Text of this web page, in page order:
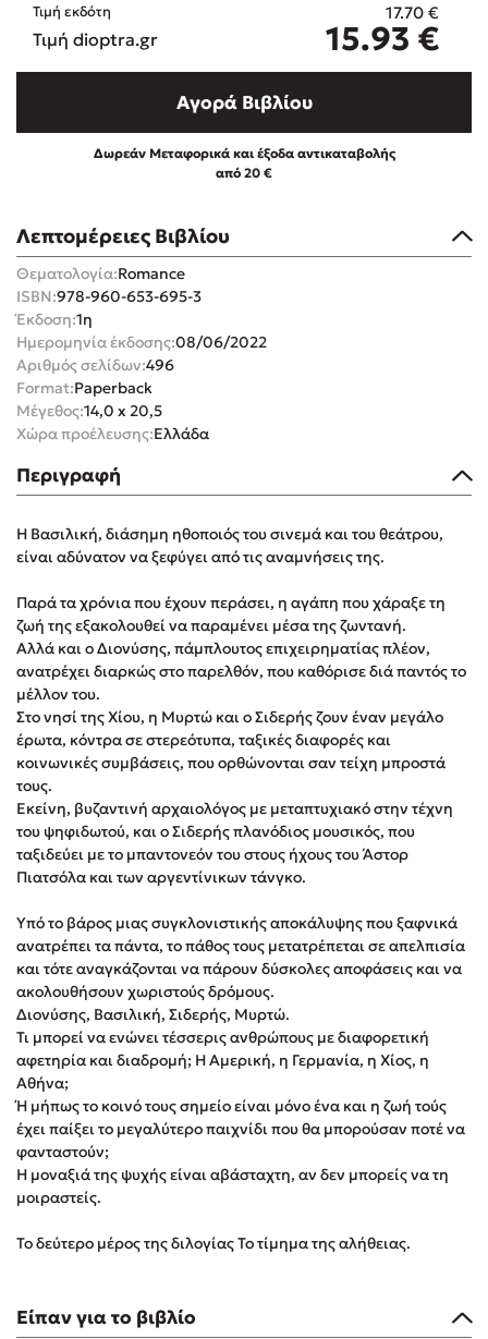
Δανάη Δεληγεώργη
Mel Robbins
Η μέθοδος Αφήστε τους
Δημοφιλείς Συγγραφείς
Παύλος Καστανάς
Στέφανος Ξενάκης
Sebastian Fitzek
Freida McFadden
Κατρίνα Τσάνταλη
Lucinda Riley
Mimi Matthews
Benzamin Bécue
Rebecca Yarros
Teo Benedetti
Τζένη Κουτσοδημητροπούλου
Ali Hazelwood
Cori Doerrfeld
Pierdomenico Baccalario
Δανάη Ιμπραχήμ
Δημοφιλή Άρθρα
3 βιβλία βασισμένα σε αληθινά γεγονότα!
Τεστ: Ποιο αστυνομικό βιβλίο σου ταιριάζει για το καλοκαίρι;
Ο εθισμός των παιδιών στις οθόνες δεν είναι «το πρόβλημα»
Τι είναι η νευροποικιλότητα; Η Δρ. Δανάη Δεληγεώργη
Συγχαρητήρια, Πέθανες! Μια ξενάγηση στον Άδη της
ελληνικής μυθολογίας
Λεπτομέρειες Βιβλίου
Θεματολογία:Romance
ISBN:978-960-653-695-3
Έκδοση:1η
Ημερομηνία έκδοσης:08/06/2022
Αριθμός σελίδων:496
Format:Paperback
Μέγεθος:14,0 x 20,5
Χώρα προέλευσης:Ελλάδα
Τιμή εκδότη 17.70 €
Τιμή dioptra.gr 15.93 €
Αγορά Βιβλίου
Δωρεάν Μεταφορικά και έξοδα αντικαταβολής
από 20 €
Περιγραφή
Η Βασιλική, διάσημη ηθοποιός του σινεμά και του θεάτρου,
είναι αδύνατον να ξεφύγει από τις αναμνήσεις της.
Παρά τα χρόνια που έχουν περάσει, η αγάπη που χάραξε τη
ζωή της εξακολουθεί να παραμένει μέσα της ζωντανή.
Αλλά και ο Διονύσης, πάμπλουτος επιχειρηματίας πλέον,
ανατρέχει διαρκώς στο παρελθόν, που καθόρισε διά παντός το
μέλλον του.
Στο νησί της Χίου, η Μυρτώ και ο Σιδερής ζουν έναν μεγάλο
έρωτα, κόντρα σε στερεότυπα, ταξικές διαφορές και
κοινωνικές συμβάσεις, που ορθώνονται σαν τείχη μπροστά
τους.
Εκείνη, βυζαντινή αρχαιολόγος με μεταπτυχιακό στην τέχνη
του ψηφιδωτού, και ο Σιδερής πλανόδιος μουσικός, που
ταξιδεύει με το μπαντονεόν του στους ήχους του Άστορ
Πιατσόλα και των αργεντίνικων τάνγκο.
Υπό το βάρος μιας συγκλονιστικής αποκάλυψης που ξαφνικά
ανατρέπει τα πάντα, το πάθος τους μετατρέπεται σε απελπισία
και τότε αναγκάζονται να πάρουν δύσκολες αποφάσεις και να
ακολουθήσουν χωριστούς δρόμους.
Διονύσης, Βασιλική, Σιδερής, Μυρτώ.
Τι μπορεί να ενώνει τέσσερις ανθρώπους με διαφορετική
αφετηρία και διαδρομή; Η Αμερική, η Γερμανία, η Χίος, η
Αθήνα;
Ή μήπως το κοινό τους σημείο είναι μόνο ένα και η ζωή τούς
έχει παίξει το μεγαλύτερο παιχνίδι που θα μπορούσαν ποτέ να
φανταστούν;
Η μοναξιά της ψυχής είναι αβάσταχτη, αν δεν μπορείς να τη
μοιραστείς.
Το δεύτερο μέρος της διλογίας Το τίμημα της αλήθειας.
Είπαν για το βιβλίο